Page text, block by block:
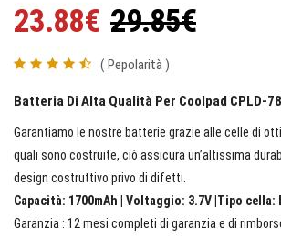
23.88€ 29.85€
( Pepolarità )
Batteria Di Alta Qualità Per Coolpad CPLD-78
Garantiamo le nostre batterie grazie alle celle di
quali sono costruite, ciò assicura un’altissima
design costruttivo privo di difetti.
Capacità: 1700mAh | Voltaggio: 3.7V |Tipo cella:
Garanzia : 12 mesi completi di garanzia e di